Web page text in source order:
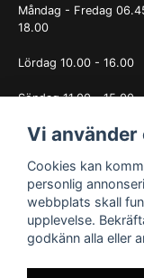
Måndag - Fredag
18.00
Lördag 10.00 - 16.00
Söndag 11.00 - 15.00
OBS. Avvikande
Vi använder
Cookies kan
personlig
webbplats skall
upplevelse.
godkänn alla eller